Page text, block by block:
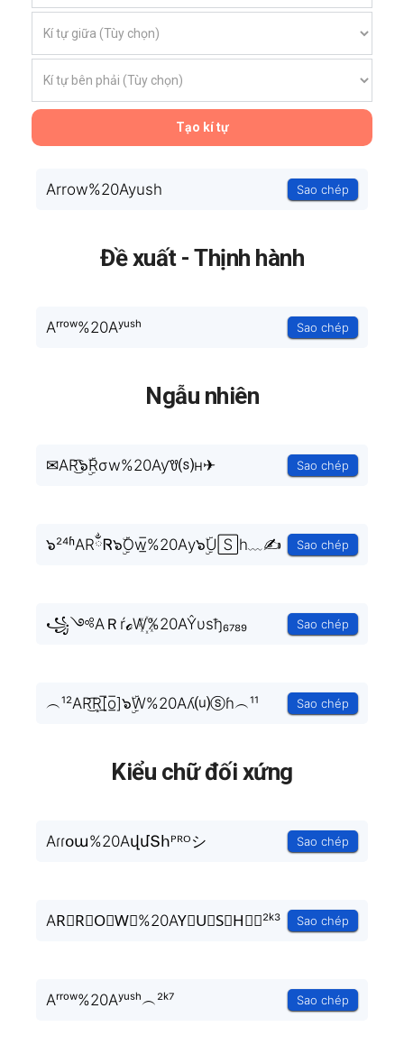
Tạo kí tự
Arrow%20Ayush Sao chép
Đề xuất - Thịnh hành
Aʳʳᵒʷ%20Aʸᵘˢʰ Sao chép
Ngẫu nhiên
✉AR͜͡๖ۣۜRσw%20Aƴꀎ⒮н✈ Sao chép
๖²⁴ʱARྂᏒ๖ۣۜOw̲̅%20Aу๖ۣۜU🅂h﹏✍ Sao chép
꧁༺AＲŕℴW꙰%20AŶυsђ₆₇₈₉ Sao chép
︵¹²AR͜͡R͙[̲̅o̲̅]๖ۣۜW%20Aʎ⒰ⓢɦ︵¹¹ Sao chép
Kiểu chữ đối xứng
Aɾɾօա%20AվմՏհᴾᴿᴼシ Sao chép
AR⃒R⃒O⃒W⃒%20AY⃒U⃒S⃒H⃒︵²ᵏ³ Sao chép
Aʳʳᵒʷ%20Aʸᵘˢʰ︵²ᵏ⁷ Sao chép